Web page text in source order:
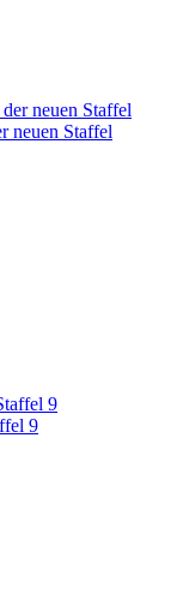
neuen Staffel
9